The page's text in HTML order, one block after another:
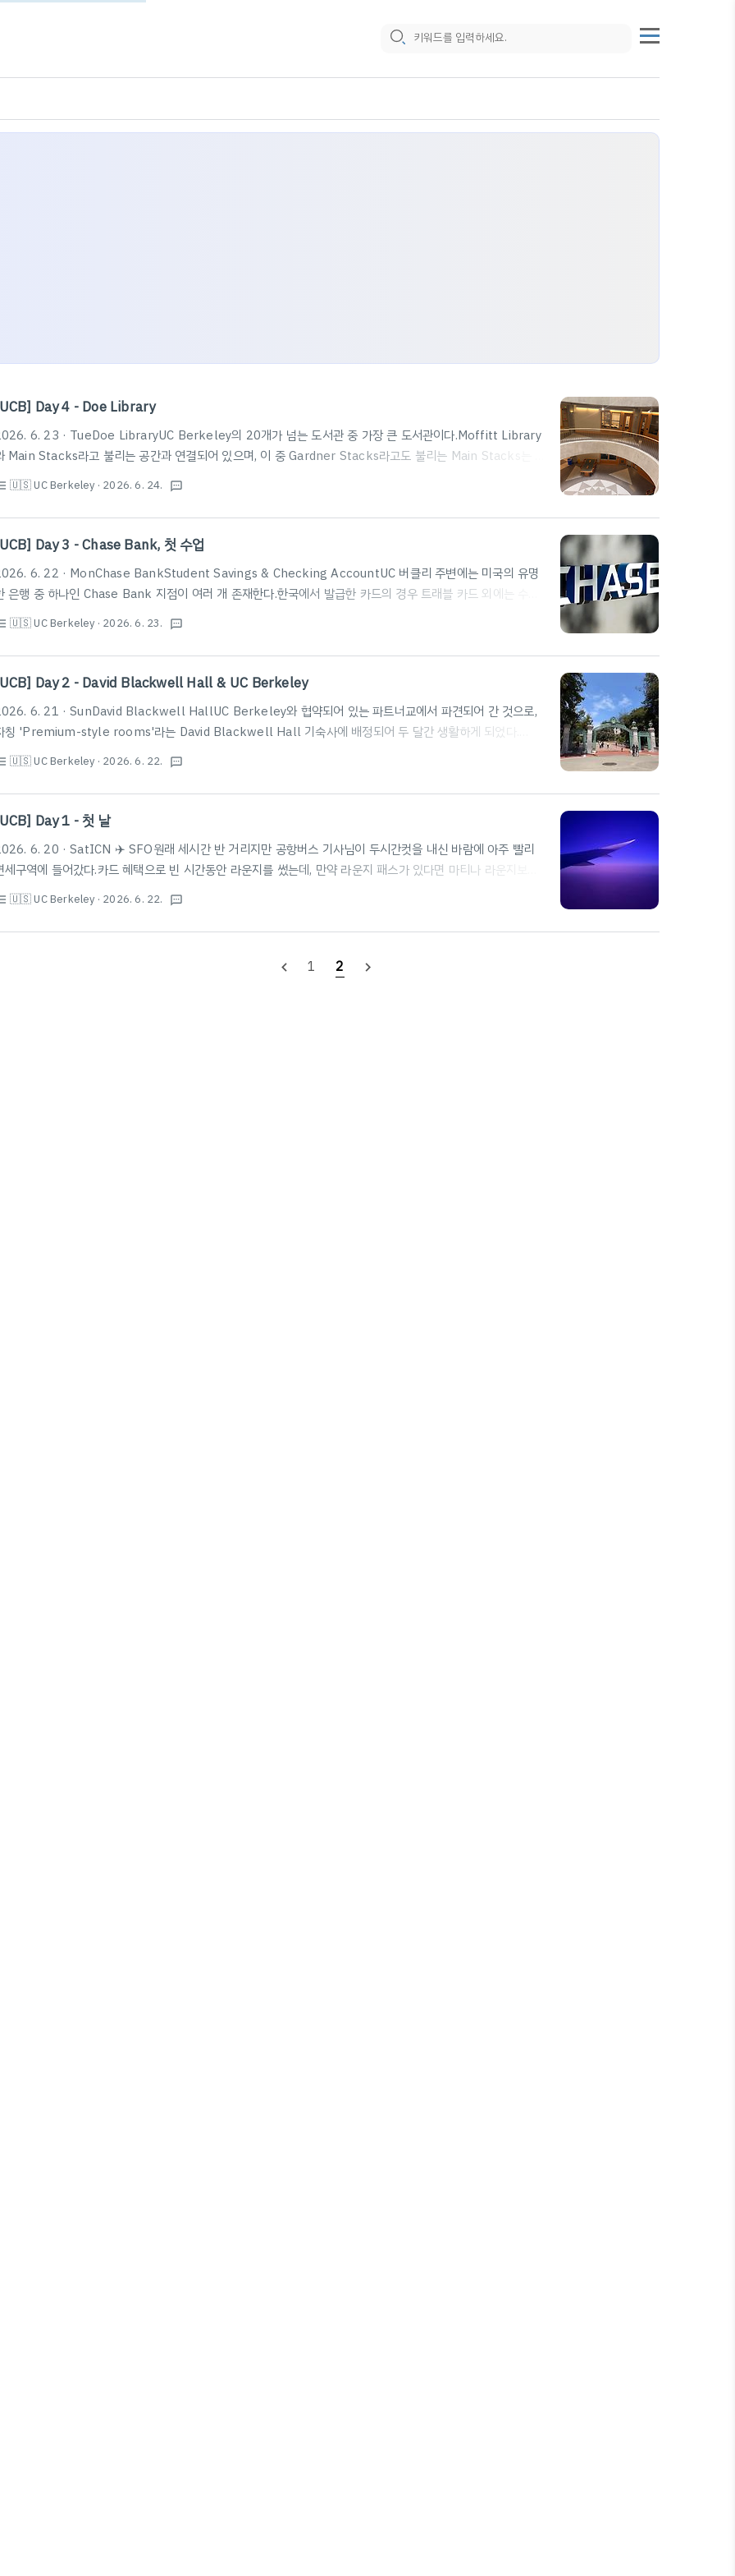
Day 4 - Doe Library
6. 23 · TueDoe LibraryUC Berkeley의 20개가 넘는 도서관 중 가장 큰 도서관이다.Moffitt Library
Main Stacks라고 불리는 공간과 연결되어 있으며, 이 중 Gardner Stacks라고도 불리는 Main Stacks는 공
부할 수 있는 공간과 함께 방대한 양의 책들이 소장되어 있다. 캘리포니아, 버클리 대학교 라이브러리 · Doe
Library, Campanile Way, Berkeley, CA 94720 미국★★★★★ · 대학 도서관www.google.comMain
년 6월 현재 기준으로 Moffitt Library는 공사 중으로 출입이 불가하였다.또한, Main Stacks의 경
에는 외부인은 사전에 Stack Pass라는 특별..
🇺🇸 UC Berkeley · 2026. 6. 24. textsms
Day 3 - Chase Bank, 첫 수업
6. 22 · MonChase BankStudent Savings & Checking AccountUC 버클리 주변에는 미국의 유명
은행 중 하나인 Chase Bank 지점이 여러 개 존재한다.한국에서 발급한 카드의 경우 트래블 카드 외에는 수수
료가 발생하며, 트래블 카드 또한 현지 ATM 수수료는 피할 수 없기에 수수료가 부담된다면 Savings/Checking
계좌 개설과 Debit Card 발급을 고려해 보는 것도 좋다.국내에서 체크카드를 사용하는 것처럼 거래당 수수료가 없
며, ATM 수수료 또한 없다. 또한, Clipper Card를 충전할 때에도 Walgreens에 직접 방문하여 충전해야 하거
, 앱을 통해 충전 시에는 처리 시간이 소요되지만 Apple Pay를 통해 등록하면 즉시..
🇺🇸 UC Berkeley · 2026. 6. 23. textsms
Day 2 - David Blackwell Hall & UC Berkeley
6. 21 · SunDavid Blackwell HallUC Berkeley와 협약되어 있는 파트너교에서 파견되어 간 것으로,
칭 'Premium-style rooms'라는 David Blackwell Hall 기숙사에 배정되어 두 달간 생활하게 되었다.
Blackwell Hall - HousingBlackwell Hall Front Desk 2401 Durant Ave | (510)423-3740 |
davidblackwellhall@americancampus.com | Mail and Packages | Hours Launch Experience
Campus Map | Rates | Maintenance Requests | IThousing.berkeley.edu기숙..
🇺🇸 UC Berkeley · 2026. 6. 22. textsms
Day 1 - 첫 날
6. 20 · SatICN ✈️ SFO원래 세시간 반 거리지만 공항버스 기사님이 두시간컷을 내신 바람에 아주 빨리
세구역에 들어갔다.카드 혜택으로 빈 시간동안 라운지를 썼는데, 만약 라운지 패스가 있다면 마티나 라운지보다
는 스카이허브 라운지가 덜 복잡하지만 음식도 괜찮으니 추천한다.첫 날BART샌프란시스코 공항(SFO)에서 국제
선 터미널 입국장 위층으로 가면 BART 타는 곳이 있다.Red Line으로 한 번에 가거나, Yellow Line - Orange
으로 환승하는 방법이 있는데, 시간대마다 다를 수 있지만 오전 기준으로는 사람이 거의 없어 캐리어를 들고도
🇺🇸 UC Berkeley · 2026. 6. 22. textsms
navigate_before 1 2 navigate_next